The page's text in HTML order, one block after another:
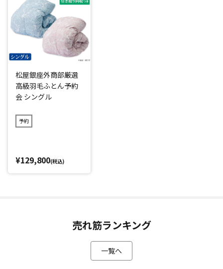
「ポーランド産」「ホワイトマザーグース」「6つ星プレミア
ムゴールドラベル(*1)」の羽毛掛けふとんを特別価格で買え
るのはシーズンオフの今だけ！
原毛をポーランドから直接買い付け、さらに羽毛専門工場の
閑散期に生産することで作業を大幅にカット、お買い得な価
格を実現しました。
スペシャルな予約会なので、松屋銀座の店頭では購入できま
せん。
とんを「引き取り回収」するサービスもあり、お金をかけて
*1：日本羽毛製品協同組合品質基準
松屋銀座外商部厳選
高級羽毛ふとん予約
会 シングル
予約
¥129,800(税込)
売れ筋ランキング
一覧へ